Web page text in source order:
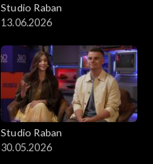
Studio Raban
13.06.2026
Studio Raban
30.05.2026